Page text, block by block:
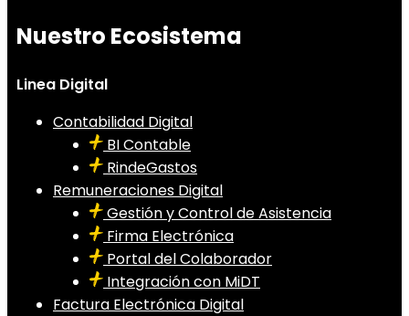
Nuestro Ecosistema
Linea Digital
Contabilidad Digital
BI Contable
RindeGastos
Remuneraciones Digital
Gestión y Control de Asistencia
Firma Electrónica
Portal del Colaborador
Integración con MiDT
Factura Electrónica Digital